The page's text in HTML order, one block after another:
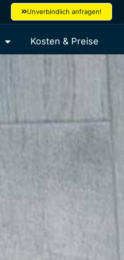
Unverbindlich anfragen!
Kosten & Preise